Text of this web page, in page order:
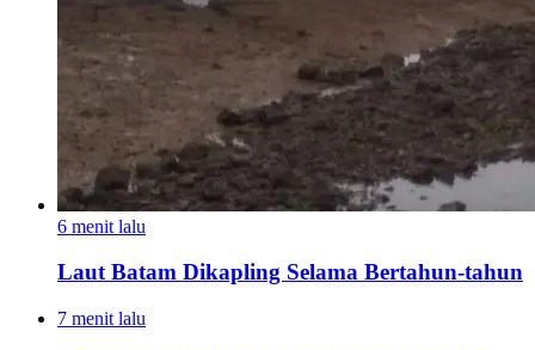
6 menit lalu
Laut Batam Dikapling Selama Bertahun-tahun
7 menit lalu